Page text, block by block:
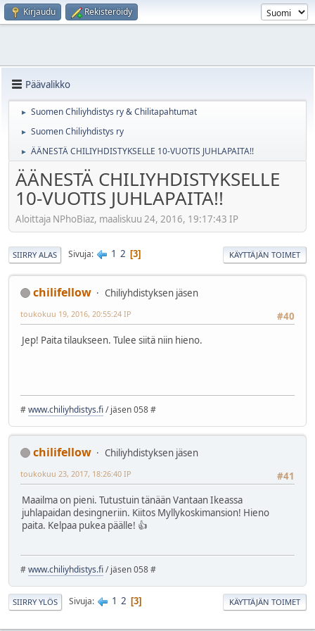
Kirjaudu Rekisteröidy
Päävalikko
► Suomen Chiliyhdistys ry & Chilitapahtumat
► Suomen Chiliyhdistys ry
► ÄÄNESTÄ CHILIYHDISTYKSELLE 10-VUOTIS JUHLAPAITA!!
ÄÄNESTÄ CHILIYHDISTYKSELLE
10-VUOTIS JUHLAPAITA!!
Aloittaja NPhoBiaz, maaliskuu 24, 2016, 19:17:43 IP
SIIRRY ALAS Sivuja 1 2 3 KÄYTTÄJÄN TOIMET
chilifellow
Chiliyhdistyksen jäsen
#40
toukokuu 19, 2016, 20:55:24 IP
Jep! Paita tilaukseen. Tulee siitä niin hieno.
#www.chiliyhdistys.fi/ jäsen 058 #
chilifellow
Chiliyhdistyksen jäsen
#41
toukokuu 23, 2017, 18:26:40 IP
Maailma on pieni. Tutustuin tänään Vantaan Ikeassa
juhlapaidan desingneriin. Kiitos Myllykoskimansion! Hieno
paita. Kelpaa pukea päälle! 👍
#www.chiliyhdistys.fi/ jäsen 058 #
SIIRRY YLÖS Sivuja 1 2 3 KÄYTTÄJÄN TOIMET